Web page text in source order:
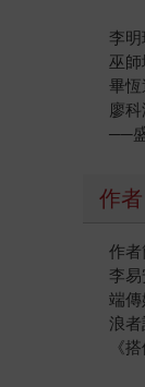
李
巫師
畢恆
廖
──
作者
作者
李易
端
浪
《